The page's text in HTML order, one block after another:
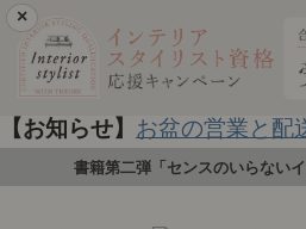
×
【お知らせ】 お盆の営業と配
書籍第二弾「センスのいらない